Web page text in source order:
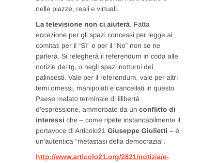
nelle piazze, reali e virtuali.
La televisione non ci aiuterà. Fatta
eccezione per gli spazi concessi per legge ai
comitati per il “Sì” e per il “No” non se ne
parlerà. Si relegherà il referendum in coda alle
notizie dei tg, o negli spazi notturni dei
palinsesti. Vale per il referendum, vale per altri
temi omessi, manipolati e cancellati in questo
Paese malato terminale di illibertà
d’espressione, ammorbato da un conflitto di
interessi che – come ripete instancabilmente il
portavoce di Articolo21 Giuseppe Giulietti – è
un’autentica “metastasi della democrazia”.
http://www.articolo21.org/2821/notizia/e-